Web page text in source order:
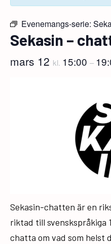
Evenemangs-serie:
Sekasin –
mars 12 kl. 15:00 –
Sekasin-chatten är en
riktad till svenskspråkiga
chatta om vad som helst